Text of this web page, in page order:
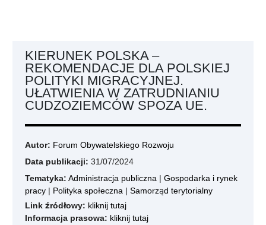
KIERUNEK POLSKA –
REKOMENDACJE DLA POLSKIEJ
POLITYKI MIGRACYJNEJ.
UŁATWIENIA W ZATRUDNIANIU
CUDZOZIEMCÓW SPOZA UE.
Autor: Forum Obywatelskiego Rozwoju
Data publikacji: 31/07/2024
Tematyka: Administracja publiczna | Gospodarka i rynek
pracy | Polityka społeczna | Samorząd terytorialny
Link źródłowy: kliknij tutaj
Informacja prasowa: kliknij tutaj